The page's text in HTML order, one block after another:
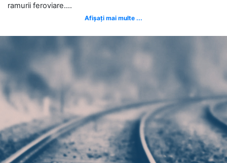
ramurii feroviare....
Afișați mai multe ...